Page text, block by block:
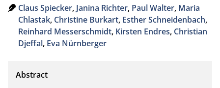
Claus Spiecker, Janina Richter, Paul Walter, Maria
Chlastak, Christine Burkart, Esther Schneidenbach,
Reinhard Messerschmidt, Kirsten Endres, Christian
Djeffal, Eva Nürnberger